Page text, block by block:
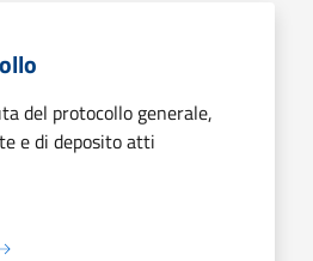
del protocollo generale,
e di deposito atti